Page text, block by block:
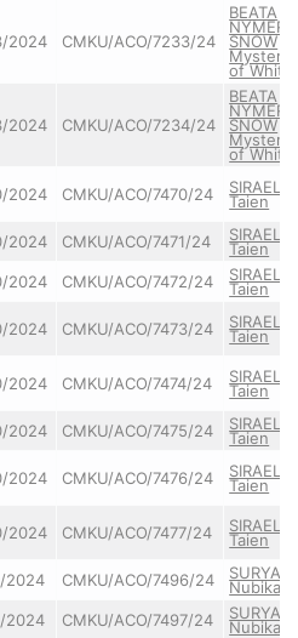
2024 CMKU/ACO/7233/24
BEATA
SNOW
Mystery
of White
2024 CMKU/ACO/7234/24
BEATA
SNOW
Mystery
of White
2024 CMKU/ACO/7470/24 SIRAEL
Taien
2024 CMKU/ACO/7471/24 SIRAEL
Taien
2024 CMKU/ACO/7472/24 SIRAEL
Taien
2024 CMKU/ACO/7473/24 SIRAEL
Taien
2024 CMKU/ACO/7474/24 SIRAEL
Taien
2024 CMKU/ACO/7475/24 SIRAEL
Taien
2024 CMKU/ACO/7476/24 SIRAEL
Taien
2024 CMKU/ACO/7477/24 SIRAEL
Taien
2024 CMKU/ACO/7496/24 SURYA
Nubika
2024 CMKU/ACO/7497/24 SURYA
Nubika